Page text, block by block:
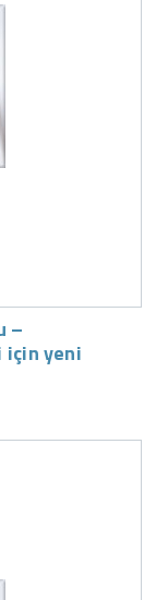
–
yeni